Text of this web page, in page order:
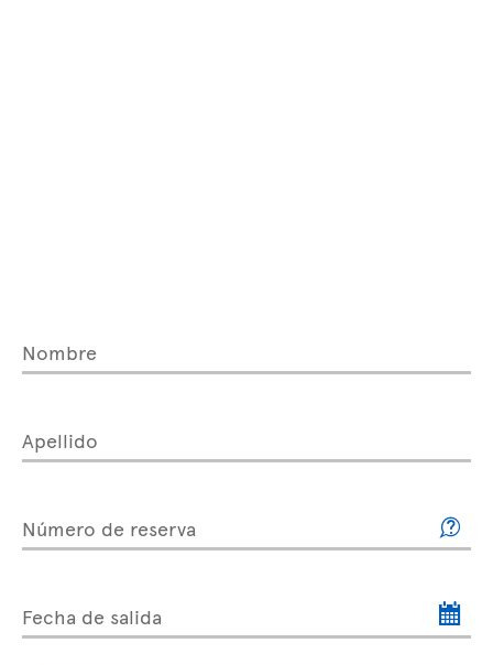
Nombre
Apellido
Número de reserva
Fecha de salida